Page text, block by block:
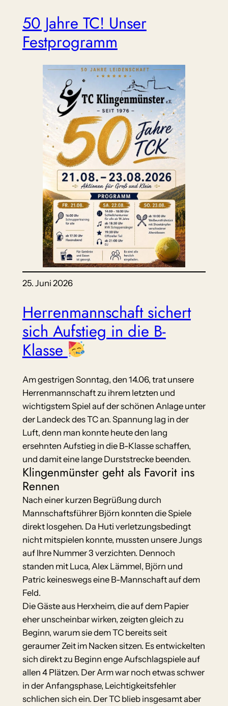
50 Jahre TC! Unser
Festprogramm
25. Juni 2026
Herrenmannschaft sichert
sich Aufstieg in die B-
Klasse
Am gestrigen Sonntag, den 14.06, trat unsere
Herrenmannschaft zu ihrem letzten und
wichtigstem Spiel auf der schönen Anlage unter
der Landeck des TC an. Spannung lag in der
Luft, denn man konnte heute den lang
ersehnten Aufstieg in die B-Klasse schaffen,
und damit eine lange Durststrecke beenden.
Klingenmünster geht als Favorit ins
Rennen
Nach einer kurzen Begrüßung durch
Mannschaftsführer Björn konnten die Spiele
direkt losgehen. Da Huti verletzungsbedingt
nicht mitspielen konnte, mussten unsere Jungs
auf Ihre Nummer 3 verzichten. Dennoch
standen mit Luca, Alex Lämmel, Björn und
Patric keineswegs eine B-Mannschaft auf dem
Feld.
Die Gäste aus Herxheim, die auf dem Papier
eher unscheinbar wirken, zeigten gleich zu
Beginn, warum sie dem TC bereits seit
geraumer Zeit im Nacken sitzen. Es entwickelten
sich direkt zu Beginn enge Aufschlagspiele auf
allen 4 Plätzen. Der Arm war noch etwas schwer
in der Anfangsphase, Leichtigkeitsfehler
schlichen sich ein. Der TC blieb insgesamt aber